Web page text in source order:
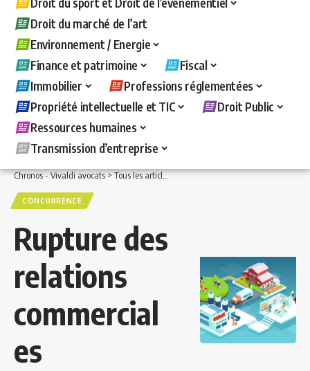
Droit du marché de l’art
Environnement / Energie
Finance et patrimoine
Fiscal
Immobilier
Professions réglementées
Propriété intellectuelle et TIC
Droit Public
Ressources humaines
Transmission d’entreprise
Chronos - Vivaldi avocats>Tous les articles >Concurrence / Consommation /
CONCURRENCE
Rupture des
relations
commercial
es